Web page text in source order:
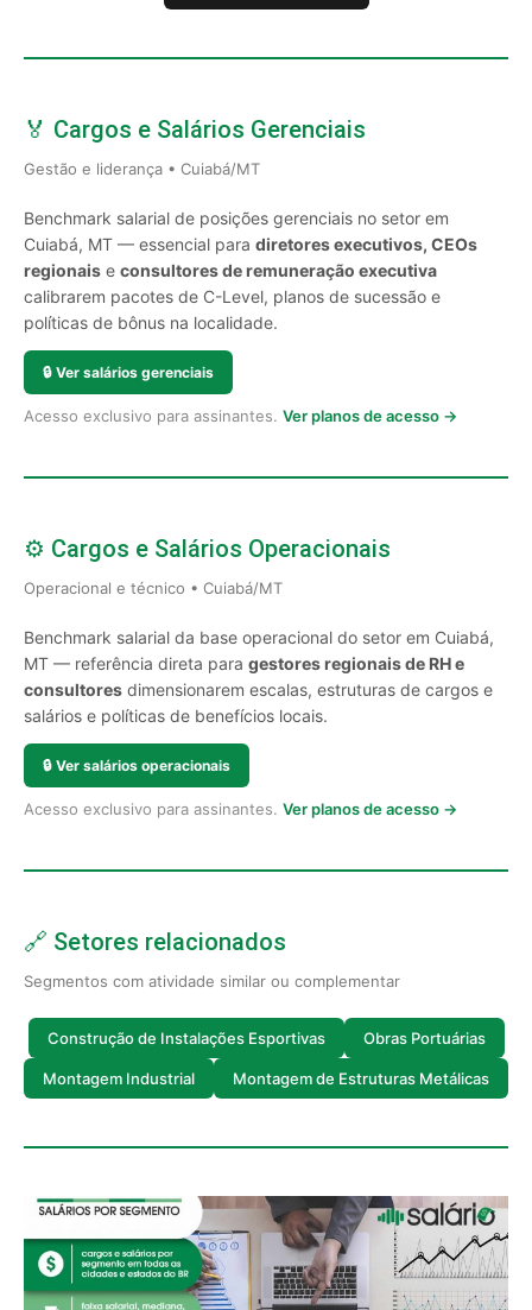
🏅 Cargos e Salários Gerenciais
Gestão e liderança • Cuiabá/MT
Benchmark salarial de posições gerenciais no setor em
Cuiabá, MT — essencial para diretores executivos, CEOs
regionais e consultores de remuneração executiva
calibrarem pacotes de C-Level, planos de sucessão e
políticas de bônus na localidade.
🔒 Ver salários gerenciais
Acesso exclusivo para assinantes. Ver planos de acesso →
⚙️ Cargos e Salários Operacionais
Operacional e técnico • Cuiabá/MT
Benchmark salarial da base operacional do setor em Cuiabá,
MT — referência direta para gestores regionais de RH e
consultores dimensionarem escalas, estruturas de cargos e
salários e políticas de benefícios locais.
🔒 Ver salários operacionais
Acesso exclusivo para assinantes. Ver planos de acesso →
🔗 Setores relacionados
Segmentos com atividade similar ou complementar
Construção de Instalações Esportivas Obras Portuárias
Montagem Industrial Montagem de Estruturas Metálicas